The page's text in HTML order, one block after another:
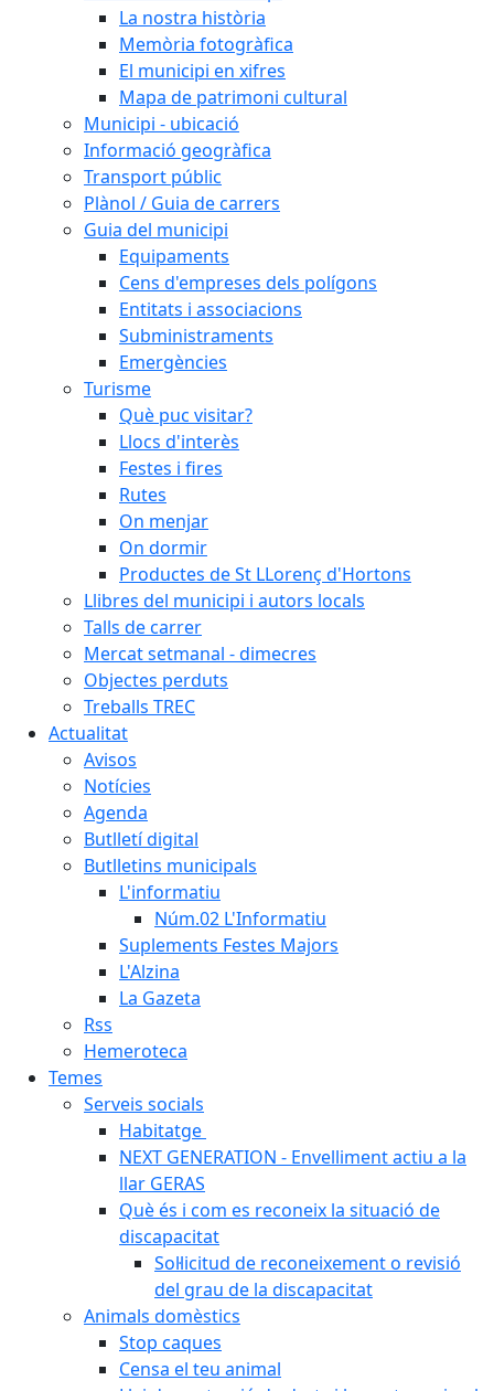
La nostra història
Memòria fotogràfica
El municipi en xifres
Mapa de patrimoni cultural
Municipi - ubicació
Informació geogràfica
Transport públic
Plànol / Guia de carrers
Guia del municipi
Equipaments
Cens d'empreses dels polígons
Entitats i associacions
Subministraments
Emergències
Turisme
Què puc visitar?
Llocs d'interès
Festes i fires
Rutes
On menjar
On dormir
Productes de St LLorenç d'Hortons
Llibres del municipi i autors locals
Talls de carrer
Mercat setmanal - dimecres
Objectes perduts
Treballs TREC
Actualitat
Avisos
Notícies
Agenda
Butlletí digital
Butlletins municipals
L'informatiu
Núm.02 L'Informatiu
Suplements Festes Majors
L'Alzina
La Gazeta
Rss
Hemeroteca
Temes
Serveis socials
Habitatge
NEXT GENERATION - Envelliment actiu a la
llar GERAS
Què és i com es reconeix la situació de
discapacitat
Sol·licitud de reconeixement o revisió
del grau de la discapacitat
Animals domèstics
Stop caques
Censa el teu animal